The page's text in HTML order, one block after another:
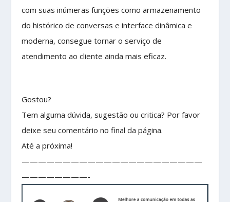
com suas inúmeras funções como armazenamento
do histórico de conversas e interface dinâmica e
moderna, consegue tornar o serviço de
atendimento ao cliente ainda mais eficaz.
Gostou?
Tem alguma dúvida, sugestão ou critica? Por favor
deixe seu comentário no final da página.
Até a próxima!
——————————————————————
————————-